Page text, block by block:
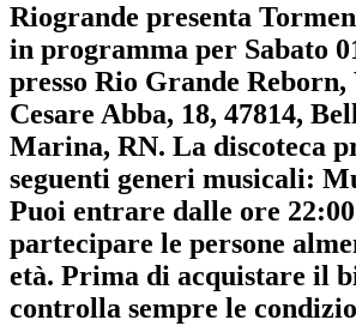
Riogrande presenta
in programma per Sabato
presso Rio Grande Reborn,
Cesare Abba, 18, 47814,
Marina, RN. La discoteca
seguenti generi musicali:
Puoi entrare dalle ore
partecipare le persone
età. Prima di acquistare il
controlla sempre le